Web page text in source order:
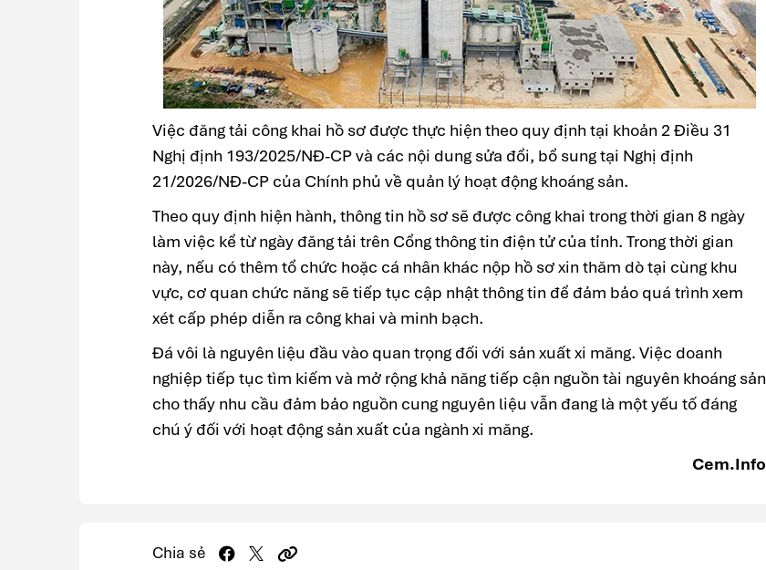
Việc đăng tải công khai hồ sơ được thực hiện theo quy định tại khoản 2 Điều 31
Nghị định 193/2025/NĐ-CP và các nội dung sửa đổi, bổ sung tại Nghị định
21/2026/NĐ-CP của Chính phủ về quản lý hoạt động khoáng sản.
Theo quy định hiện hành, thông tin hồ sơ sẽ được công khai trong thời gian 8 ngày
làm việc kể từ ngày đăng tải trên Cổng thông tin điện tử của tỉnh. Trong thời gian
này, nếu có thêm tổ chức hoặc cá nhân khác nộp hồ sơ xin thăm dò tại cùng khu
vực, cơ quan chức năng sẽ tiếp tục cập nhật thông tin để đảm bảo quá trình xem
xét cấp phép diễn ra công khai và minh bạch.
Đá vôi là nguyên liệu đầu vào quan trọng đối với sản xuất xi măng. Việc doanh
nghiệp tiếp tục tìm kiếm và mở rộng khả năng tiếp cận nguồn tài nguyên khoáng sản
cho thấy nhu cầu đảm bảo nguồn cung nguyên liệu vẫn đang là một yếu tố đáng
chú ý đối với hoạt động sản xuất của ngành xi măng.
Cem.Info
Chia sẻ